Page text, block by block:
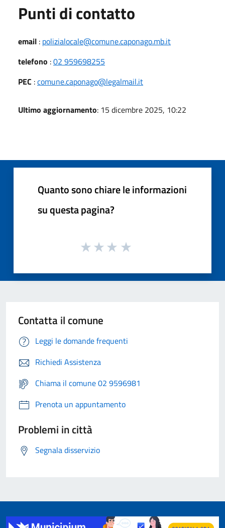
Punti di contatto
email : polizialocale@comune.caponago.mb.it
telefono :02 959698255
PEC :comune.caponago@legalmail.it
Ultimo aggiornamento: 15 dicembre 2025, 10:22
Quanto sono chiare le informazioni
su questa pagina?
Contatta il comune
Leggi le domande frequenti
Richiedi Assistenza
Chiama il comune 02 9596981
Prenota un appuntamento
Problemi in città
Segnala disservizio